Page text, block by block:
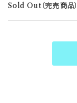
ブルー / Blue
ホワイト & クリ
マルチカラー /
Sold Out（完売商品）
Sold Outブレスレッ
Sold Outピアス・イ